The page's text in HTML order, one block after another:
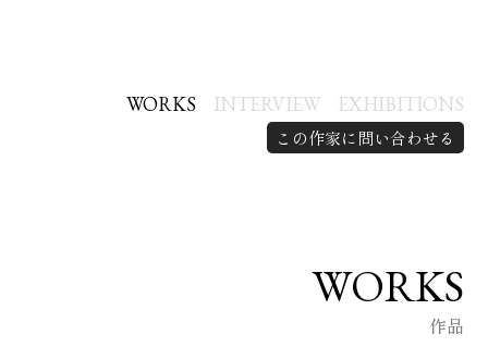
私の作品の根幹を成すのは、厳選された日本最高峰の伝統素材
です。フランク・ロイド・ライトが愛したことで知られる宇都
加速し続ける現代社会において、作品が目指すのは「魂が帰る
WORKS INTERVIEW EXHIBITIONS
この作家に問い合わせる
WORKS
作品